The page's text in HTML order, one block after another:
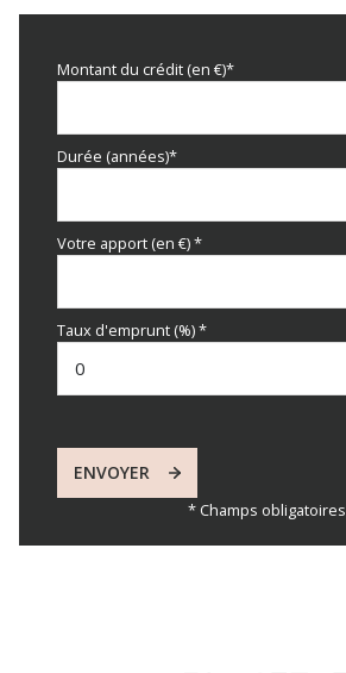
Montant du crédit (en €)*
Durée (années)*
Votre apport (en €) *
Taux d'emprunt (%) *
ENVOYER
* Champs obligatoires